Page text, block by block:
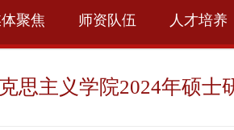
聚焦 师资队伍 人才培养
思主义学院2024年硕士